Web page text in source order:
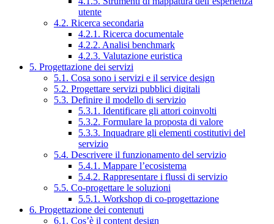
utente
4.2. Ricerca secondaria
4.2.1. Ricerca documentale
4.2.2. Analisi benchmark
4.2.3. Valutazione euristica
5. Progettazione dei servizi
5.1. Cosa sono i servizi e il service design
5.2. Progettare servizi pubblici digitali
5.3. Definire il modello di servizio
5.3.1. Identificare gli attori coinvolti
5.3.2. Formulare la proposta di valore
5.3.3. Inquadrare gli elementi costitutivi del
servizio
5.4. Descrivere il funzionamento del servizio
5.4.1. Mappare l’ecosistema
5.4.2. Rappresentare i flussi di servizio
5.5. Co-progettare le soluzioni
5.5.1. Workshop di co-progettazione
6. Progettazione dei contenuti
6.1. Cos’è il content design